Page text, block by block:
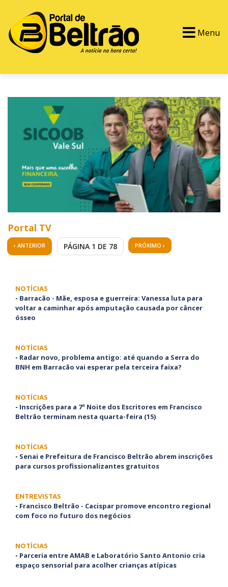
Menu
Portal TV
‹ ANTERIOR PÁGINA 1 DE 78 PRÓXIMO ›
NOTÍCIAS
- Barracão - Mãe, esposa e guerreira: Vanessa luta para
voltar a caminhar após amputação causada por câncer
ósseo
NOTÍCIAS
- Radar novo, problema antigo: até quando a Serra do
BNH em Barracão vai esperar pela terceira faixa?
NOTÍCIAS
- Inscrições para a 7ª Noite dos Escritores em Francisco
Beltrão terminam nesta quarta-feira (15)
NOTÍCIAS
- Senai e Prefeitura de Francisco Beltrão abrem inscrições
para cursos profissionalizantes gratuitos
ENTREVISTAS
- Francisco Beltrão - Cacispar promove encontro regional
com foco no futuro dos negócios
NOTÍCIAS
- Parceria entre AMAB e Laboratório Santo Antonio cria
espaço sensorial para acolher crianças atípicas